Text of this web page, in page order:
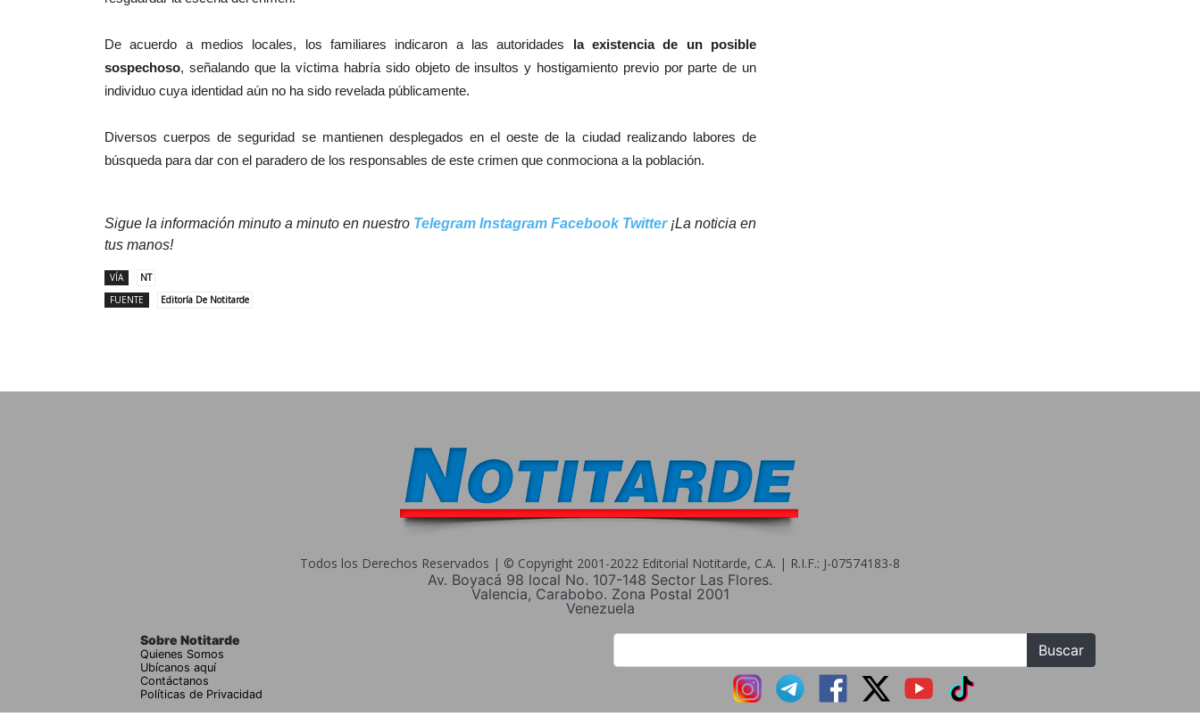
De acuerdo a medios locales, los familiares indicaron a las autoridades la existencia de un posible
sospechoso, señalando que la víctima habría sido objeto de insultos y hostigamiento previo por parte de un
individuo cuya identidad aún no ha sido revelada públicamente.
Diversos cuerpos de seguridad se mantienen desplegados en el oeste de la ciudad realizando labores de
búsqueda para dar con el paradero de los responsables de este crimen que conmociona a la población.
Sigue la información minuto a minuto en nuestro Telegram Instagram Facebook Twitter¡La noticia en
tus manos!
VÍA
NT
FUENTE
Editoría De Notitarde
Todos los Derechos Reservados | © Copyright 2001-2022 Editorial Notitarde, C.A. | R.I.F.: J-07574183-8
Av. Boyacá 98 local No. 107-148 Sector Las Flores.
Valencia, Carabobo. Zona Postal 2001
Venezuela
Sobre Notitarde
Quienes Somos
Ubícanos aquí
Contáctanos
Políticas de Privacidad
Buscar